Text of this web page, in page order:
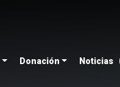
Donación Noticias